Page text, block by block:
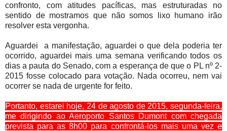
confronto, com atitudes pacíficas, mas estruturadas no
sentido de mostramos que não somos lixo humano irão
resolver esta vergonha.
Aguardei a manifestação, aguardei o que dela poderia ter
ocorrido, aguardei mais uma semana verificando todos os
dias a pauta do Senado, com a esperança de que o PL nº 2-
2015 fosse colocado para votação. Nada ocorreu, nem vai
ocorrer se nada de urgente for feito.
Portanto, estarei hoje, 24 de agosto de 2015, segunda-feira,
me dirigindo ao Aeroporto Santos Dumont com chegada
prevista para as 8h00 para confrontá-los mais uma vez e